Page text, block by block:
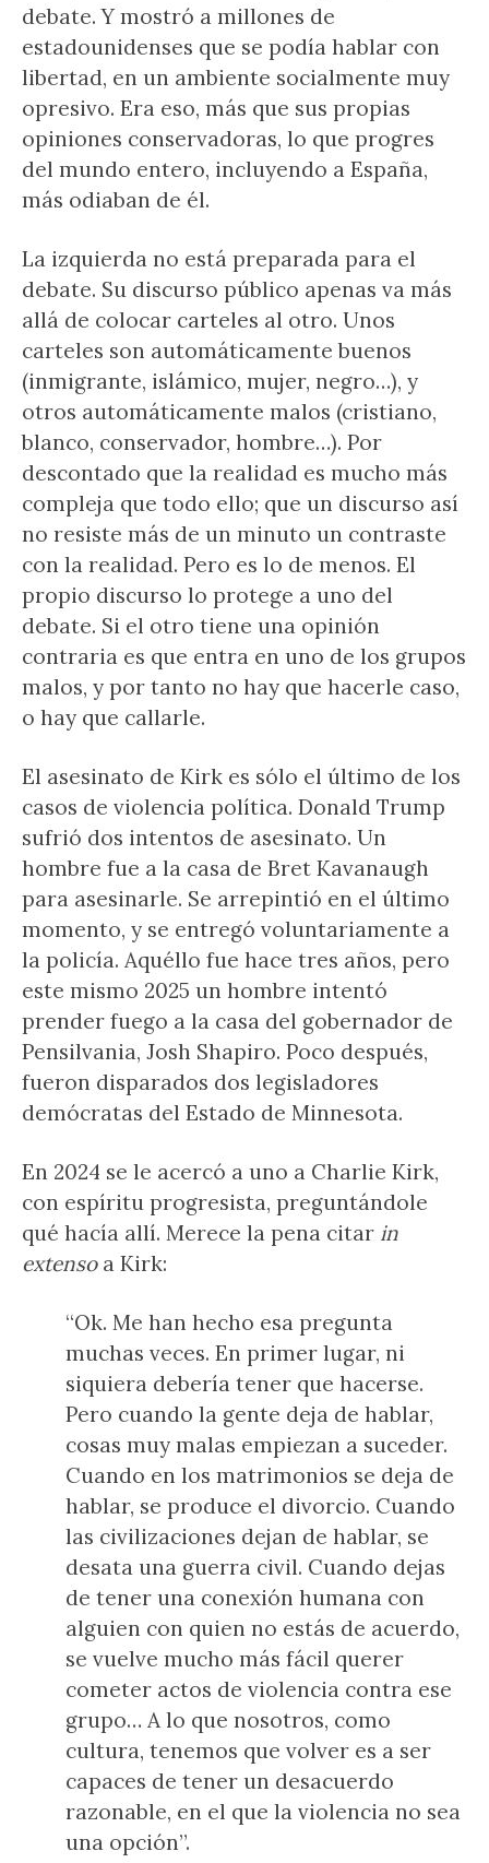
debate. Y mostró a millones de
estadounidenses que se podía hablar con
libertad, en un ambiente socialmente muy
opresivo. Era eso, más que sus propias
opiniones conservadoras, lo que progres
del mundo entero, incluyendo a España,
más odiaban de él.
La izquierda no está preparada para el
debate. Su discurso público apenas va más
allá de colocar carteles al otro. Unos
carteles son automáticamente buenos
(inmigrante, islámico, mujer, negro…), y
otros automáticamente malos (cristiano,
blanco, conservador, hombre…). Por
descontado que la realidad es mucho más
compleja que todo ello; que un discurso así
no resiste más de un minuto un contraste
con la realidad. Pero es lo de menos. El
propio discurso lo protege a uno del
debate. Si el otro tiene una opinión
contraria es que entra en uno de los grupos
malos, y por tanto no hay que hacerle caso,
o hay que callarle.
El asesinato de Kirk es sólo el último de los
casos de violencia política. Donald Trump
sufrió dos intentos de asesinato. Un
hombre fue a la casa de Bret Kavanaugh
para asesinarle. Se arrepintió en el último
momento, y se entregó voluntariamente a
la policía. Aquéllo fue hace tres años, pero
este mismo 2025 un hombre intentó
prender fuego a la casa del gobernador de
Pensilvania, Josh Shapiro. Poco después,
fueron disparados dos legisladores
demócratas del Estado de Minnesota.
En 2024 se le acercó a uno a Charlie Kirk,
con espíritu progresista, preguntándole
qué hacía allí. Merece la pena citar in
extensoa Kirk:
“Ok. Me han hecho esa pregunta
muchas veces. En primer lugar, ni
siquiera debería tener que hacerse.
Pero cuando la gente deja de hablar,
cosas muy malas empiezan a suceder.
Cuando en los matrimonios se deja de
hablar, se produce el divorcio. Cuando
las civilizaciones dejan de hablar, se
desata una guerra civil. Cuando dejas
de tener una conexión humana con
alguien con quien no estás de acuerdo,
se vuelve mucho más fácil querer
cometer actos de violencia contra ese
grupo… A lo que nosotros, como
cultura, tenemos que volver es a ser
capaces de tener un desacuerdo
razonable, en el que la violencia no sea
una opción”.